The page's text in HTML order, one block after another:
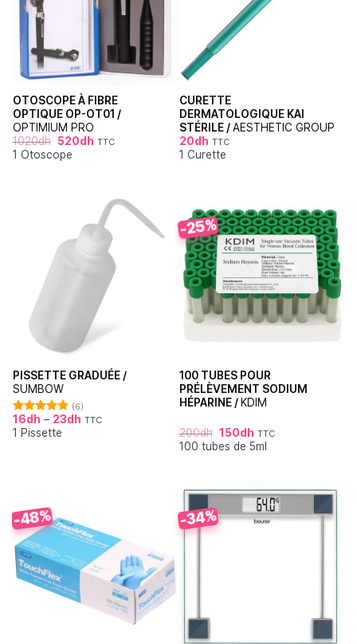
OTOSCOPE À FIBRE
OPTIQUE OP-OT01 /
OPTIMIUM PRO
1020dh 520dh TTC
1 Otoscope
CURETTE
DERMATOLOGIQUE KAI
STÉRILE /AESTHETIC GROUP
20dh TTC
1 Curette
PISSETTE GRADUÉE /
SUMBOW
Note4.83
sur 5
(6)
16dh – 23dh TTC
1 Pissette
-25%
100 TUBES POUR
PRÉLÈVEMENT SODIUM
HÉPARINE / KDIM
200dh 150dh TTC
100 tubes de 5ml
-48% -34%